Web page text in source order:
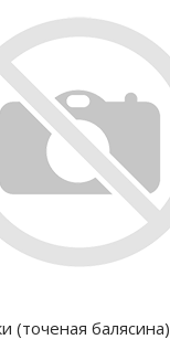
(точеная балясина)